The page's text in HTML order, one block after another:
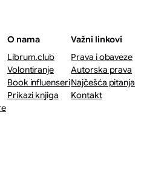
O nama
Librum.club
Volontiranje
Book influenseri
Prikazi knjiga
Važni linkovi
Prava i obaveze
Autorska prava
Najčešća pitanja
Kontakt